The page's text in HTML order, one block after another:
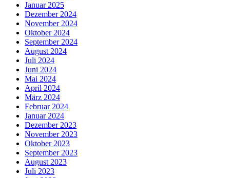
Januar 2025
Dezember 2024
November 2024
Oktober 2024
September 2024
August 2024
Juli 2024
Juni 2024
Mai 2024
April 2024
März 2024
Februar 2024
Januar 2024
Dezember 2023
November 2023
Oktober 2023
September 2023
August 2023
Juli 2023